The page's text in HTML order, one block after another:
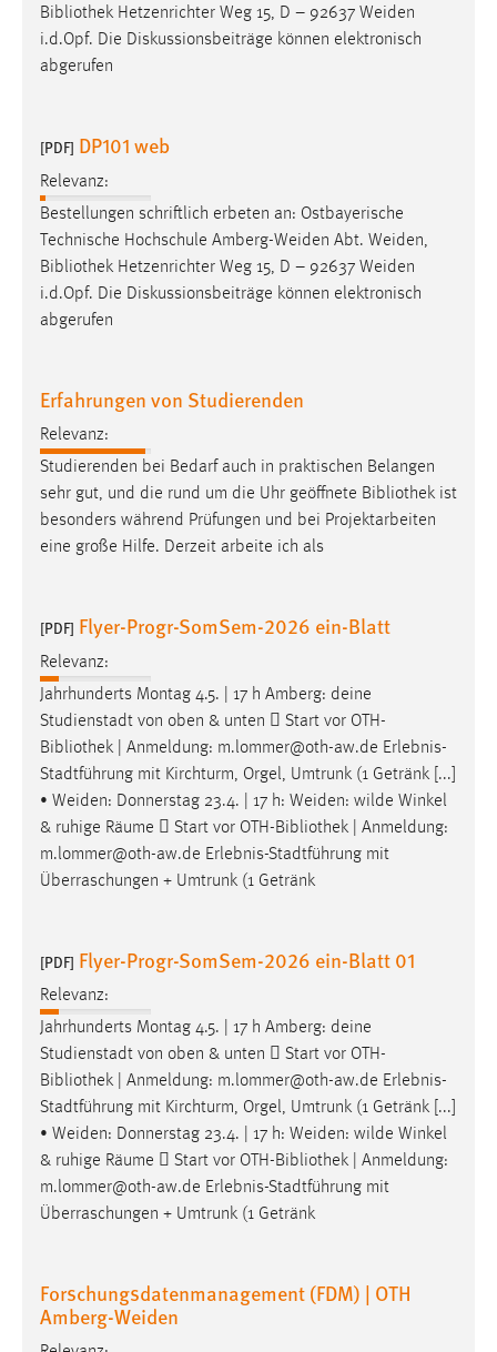
Bibliothek Hetzenrichter Weg 15, D – 92637 Weiden
i.d.Opf. Die Diskussionsbeiträge können elektronisch
abgerufen
[PDF] DP101 web
Relevanz:
Bestellungen schriftlich erbeten an: Ostbayerische
Technische Hochschule Amberg-Weiden Abt. Weiden,
Bibliothek Hetzenrichter Weg 15, D – 92637 Weiden
i.d.Opf. Die Diskussionsbeiträge können elektronisch
abgerufen
Erfahrungen von Studierenden
Relevanz:
Studierenden bei Bedarf auch in praktischen Belangen
sehr gut, und die rund um die Uhr geöffnete Bibliothek ist
besonders während Prüfungen und bei Projektarbeiten
eine große Hilfe. Derzeit arbeite ich als
[PDF] Flyer-Progr-SomSem-2026 ein-Blatt
Relevanz:
Jahrhunderts Montag 4.5. | 17 h Amberg: deine
Studienstadt von oben & unten  Start vor OTH-
Bibliothek | Anmeldung: m.lommer@oth-aw.de Erlebnis-
Stadtführung mit Kirchturm, Orgel, Umtrunk (1 Getränk [...]
• Weiden: Donnerstag 23.4. | 17 h: Weiden: wilde Winkel
& ruhige Räume  Start vor OTH-Bibliothek | Anmeldung:
m.lommer@oth-aw.de Erlebnis-Stadtführung mit
Überraschungen + Umtrunk (1 Getränk
[PDF] Flyer-Progr-SomSem-2026 ein-Blatt 01
Relevanz:
Jahrhunderts Montag 4.5. | 17 h Amberg: deine
Studienstadt von oben & unten  Start vor OTH-
Bibliothek | Anmeldung: m.lommer@oth-aw.de Erlebnis-
Stadtführung mit Kirchturm, Orgel, Umtrunk (1 Getränk [...]
• Weiden: Donnerstag 23.4. | 17 h: Weiden: wilde Winkel
& ruhige Räume  Start vor OTH-Bibliothek | Anmeldung:
m.lommer@oth-aw.de Erlebnis-Stadtführung mit
Überraschungen + Umtrunk (1 Getränk
Forschungsdatenmanagement (FDM) | OTH
Amberg-Weiden
STATISTIK
Diese Informationen helfen uns zu verstehen, wie
Matomo
Name:
_pk_ref, _pk_cvar, _pk_id, _pk_ses
Zweck:
Cookie Laufzeit:
MARKETING
Marketing Cookies werden von Drittanbietern
hinweg verfolgen.
Google Ads
Name:
_gcl_au
Anbieter:
Google Ireland Limited
Zweck:
Conversion-Tracking
Facebook Pixel
Name:
_fbp
Anbieter:
Facebook
Zweck:
Conversion-Tracking